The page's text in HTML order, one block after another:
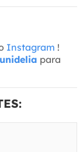
Instagram !
para